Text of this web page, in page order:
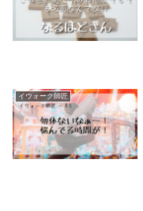
イウォーク師匠